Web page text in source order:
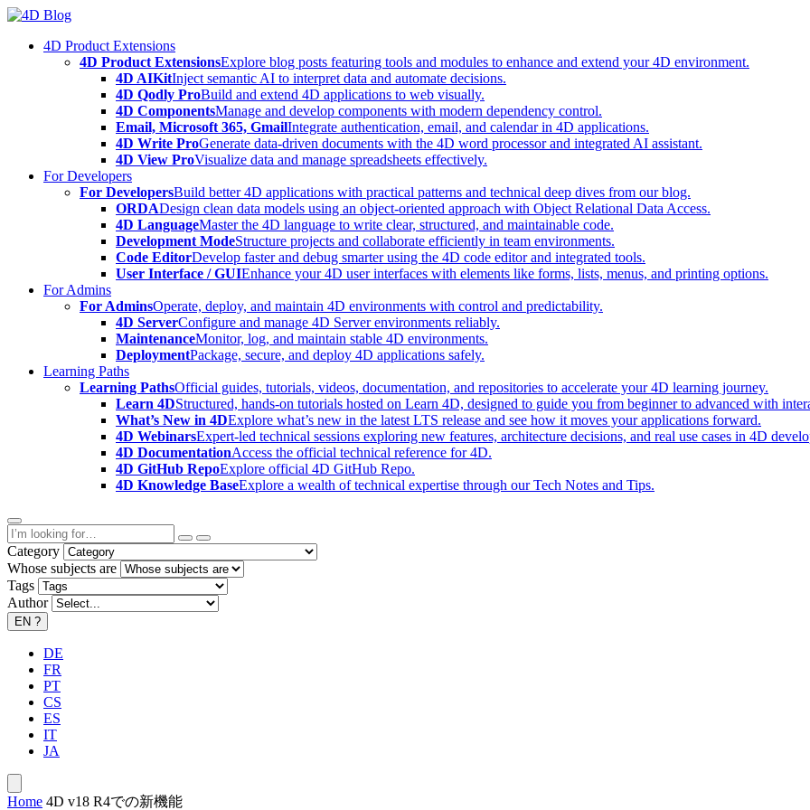
Skip
content4D Product Extensions
4D Product ExtensionsExplore blog posts featuring tools and modules to enhance and extend your 4D environment.
4D AIKitInject semantic AI to interpret data and automate decisions.
4D Qodly ProBuild and extend 4D applications to web visually.
4D ComponentsManage and develop components with modern dependency control.
Email, Microsoft 365, GmailIntegrate authentication, email, and calendar in 4D applications.
4D Write ProGenerate data-driven documents with the 4D word processor and integrated AI assistant.
4D View ProVisualize data and manage spreadsheets effectively.
For Developers
For DevelopersBuild better 4D applications with practical patterns and technical deep dives from our blog.
ORDADesign clean data models using an object-oriented approach with Object Relational Data Access.
4D LanguageMaster the 4D language to write clear, structured, and maintainable code.
Development ModeStructure projects and collaborate efficiently in team environments.
Code EditorDevelop faster and debug smarter using the 4D code editor and integrated tools.
User Interface / GUIEnhance your 4D user interfaces with elements like forms, lists, menus, and printing options.
For Admins
For AdminsOperate, deploy, and maintain 4D environments with control and predictability.
4D ServerConfigure and manage 4D Server environments reliably.
MaintenanceMonitor, log, and maintain stable 4D environments.
DeploymentPackage, secure, and deploy 4D applications safely.
Learning Paths
Learning PathsOfficial guides, tutorials, videos, documentation, and repositories to accelerate your 4D learning journey.
Learn 4DStructured, hands-on tutorials hosted on Learn 4D, designed to guide you from beginner to advanced with
What’s New in 4DExplore what’s new in the latest LTS release and see how it moves your applications forward.
4D WebinarsExpert-led technical sessions exploring new features, architecture decisions, and real use cases in 4D
4D DocumentationAccess the official technical reference for 4D.
4D GitHub RepoExplore official 4D GitHub Repo.
4D Knowledge BaseExplore a wealth of technical expertise through our Tech Notes and Tips.
Category
Whose subjects are
Tags
Author
EN ?
DE
FR
PT
CS
ES
IT
JA
Home 4D v18 R4での新機能